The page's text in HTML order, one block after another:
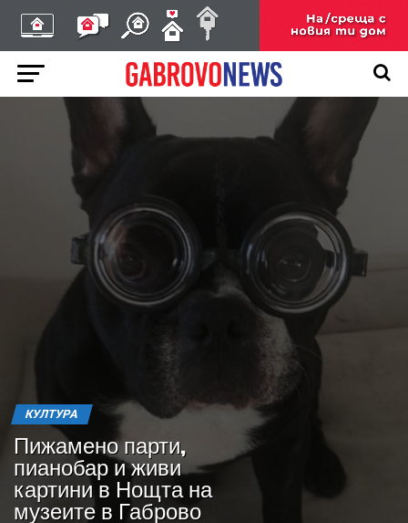
КУЛТУРА
Пижамено парти,
пианобар и живи
картини в Нощта на
музеите в Габрово